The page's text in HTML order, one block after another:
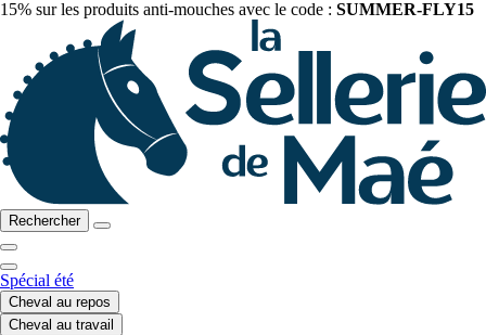
15% sur les produits anti-mouches avec le code : SUMMER-FLY15
Rechercher
Spécial été
Cheval au repos
Cheval au travail